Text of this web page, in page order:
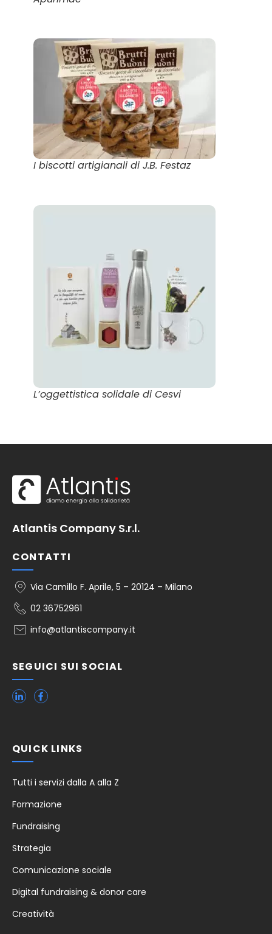
I biscotti artigianali di J.B. Festaz
L’oggettistica solidale di Cesvi
Atlantis Company S.r.l.
CONTATTI
Via Camillo F. Aprile, 5 – 20124 – Milano
02 36752961
info@atlantiscompany.it
SEGUICI SUI SOCIAL
QUICK LINKS
Tutti i servizi dalla A alla Z
Formazione
Fundraising
Strategia
Comunicazione sociale
Digital fundraising & donor care
Creatività